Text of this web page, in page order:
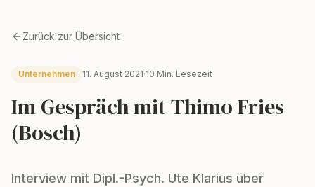
Zurück zur Übersicht
Unternehmen 11. August 2021·10 Min. Lesezeit
Im Gespräch mit Thimo Fries
(Bosch)
Interview mit Dipl.-Psych. Ute Klarius über